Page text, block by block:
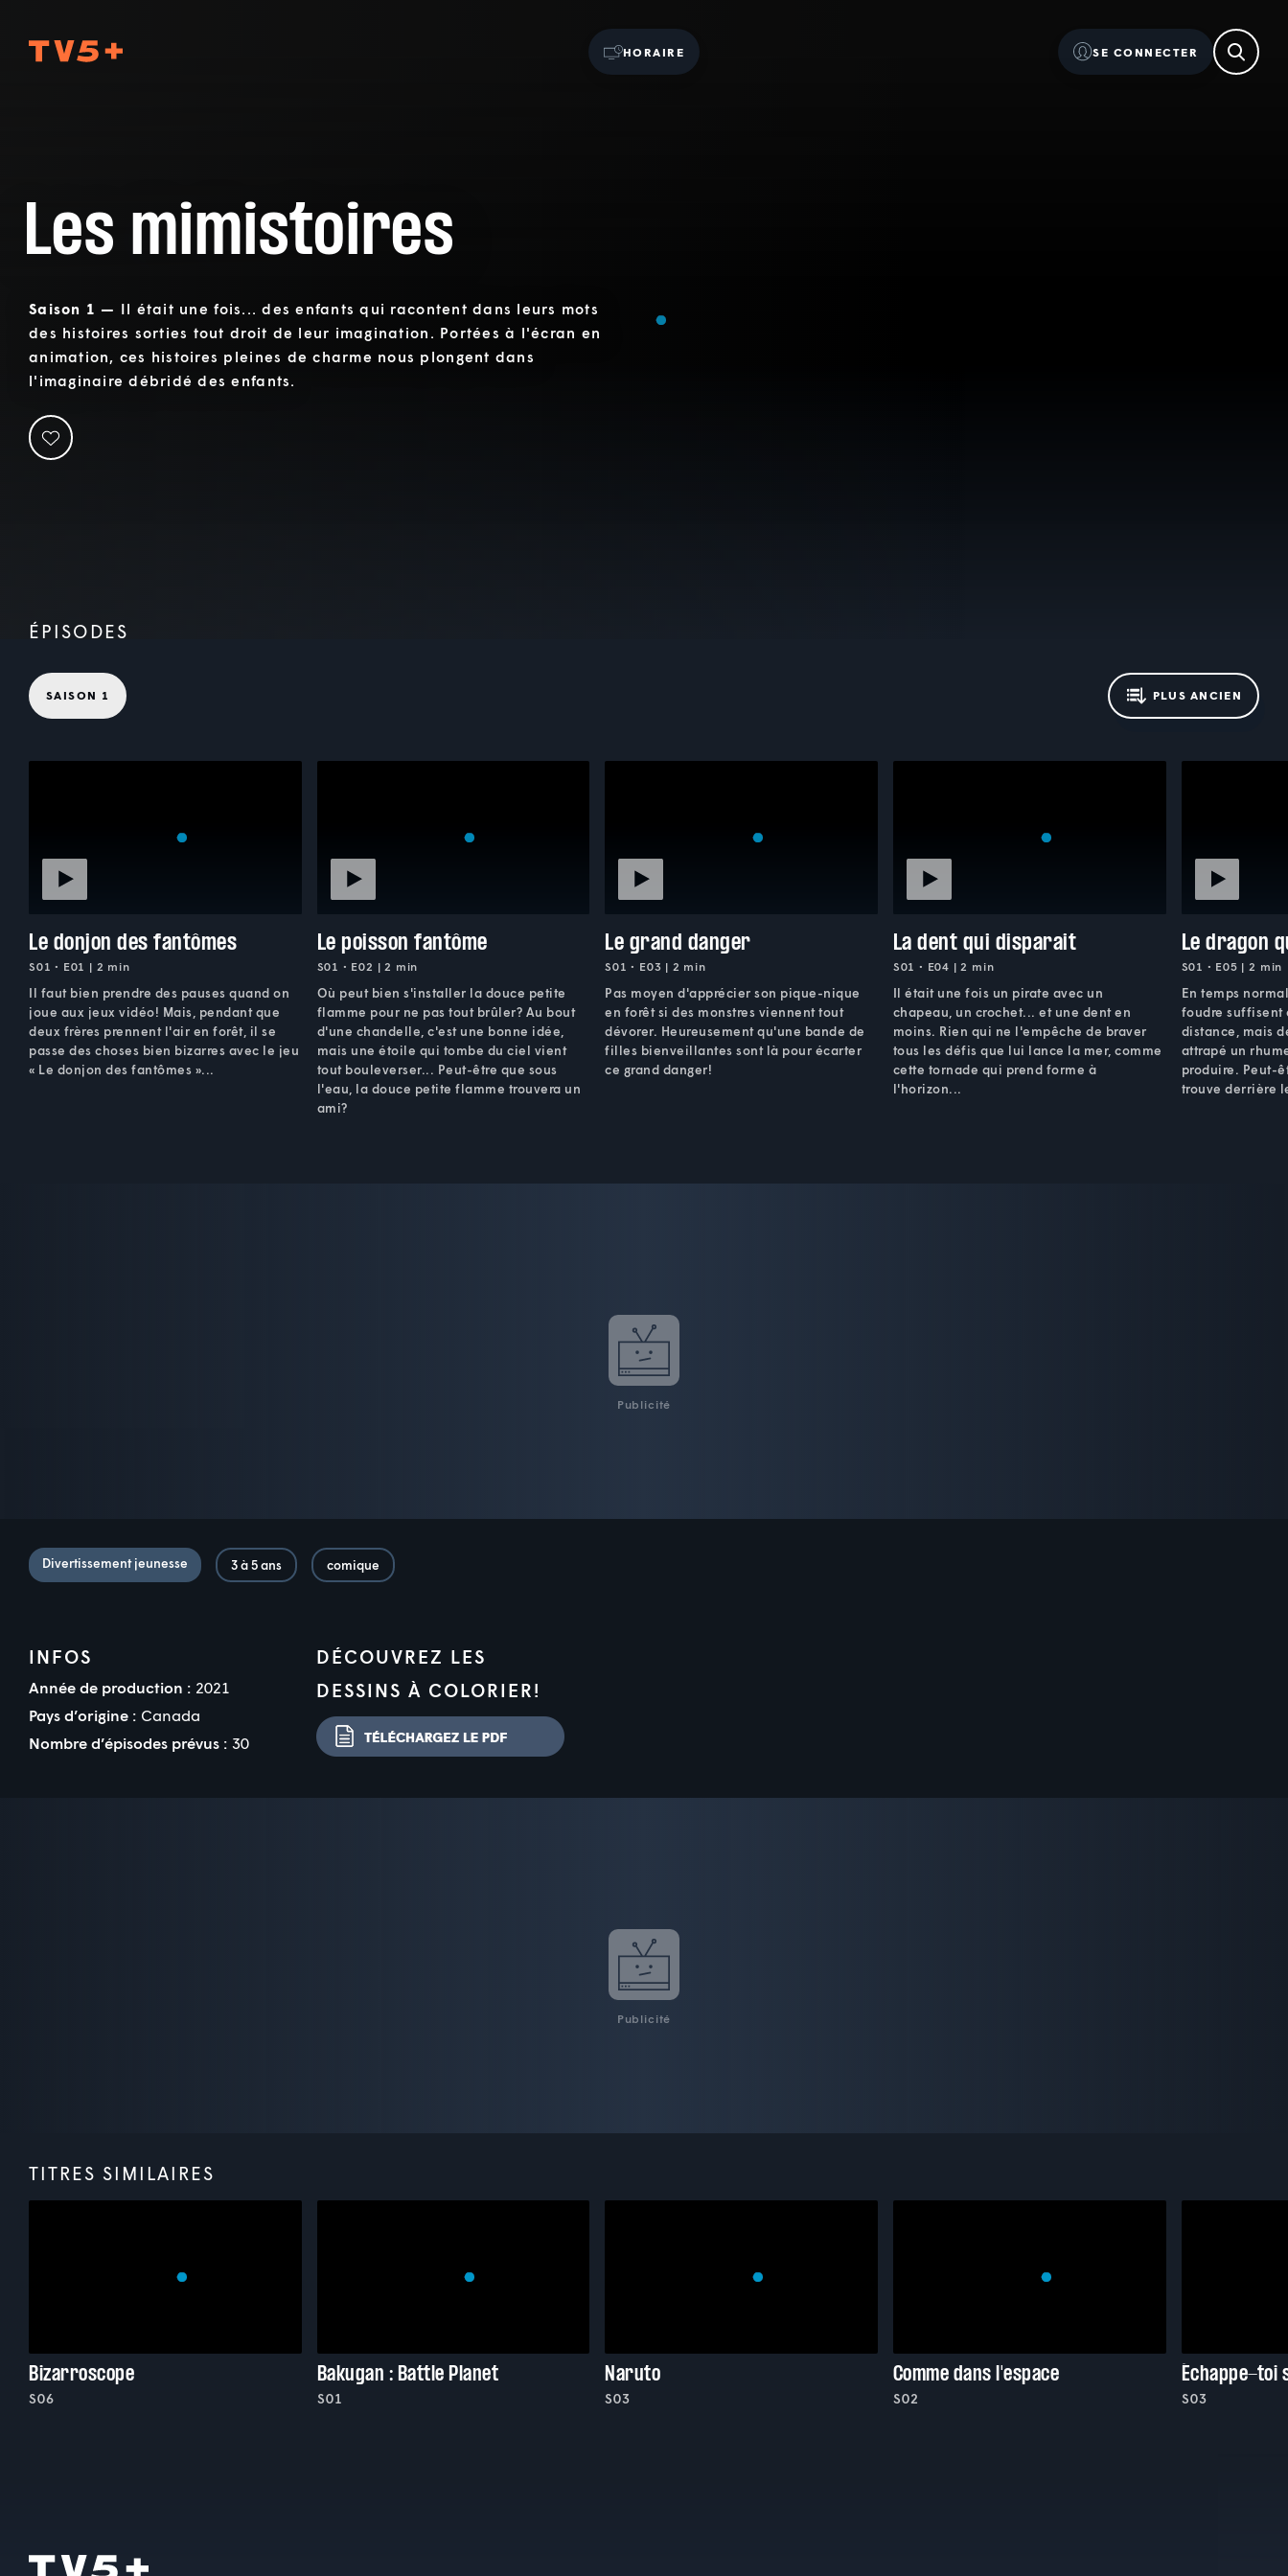
HORAIRE SE CONNECTER
Les mimistoires
Saison 1 — Il était une fois... des enfants qui racontent dans leurs mots
des histoires sorties tout droit de leur imagination. Portées à l'écran en
animation, ces histoires pleines de charme nous plongent dans
l'imaginaire débridé des enfants.
ÉPISODES
SAISON 1 PLUS ANCIEN
Le donjon des fantômes
S01 • E01 | 2 min
Il faut bien prendre des pauses quand on
joue aux jeux vidéo! Mais, pendant que
deux frères prennent l'air en forêt, il se
passe des choses bien bizarres avec le jeu
« Le donjon des fantômes »...
Le poisson fantôme
S01 • E02 | 2 min
Où peut bien s'installer la douce petite
flamme pour ne pas tout brûler? Au bout
d'une chandelle, c'est une bonne idée,
mais une étoile qui tombe du ciel vient
tout bouleverser... Peut-être que sous
l'eau, la douce petite flamme trouvera un
ami?
Le grand danger
S01 • E03 | 2 min
Pas moyen d'apprécier son pique-nique
en forêt si des monstres viennent tout
dévorer. Heureusement qu'une bande de
filles bienveillantes sont là pour écarter
ce grand danger!
La dent qui disparait
S01 • E04 | 2 min
Il était une fois un pirate avec un
chapeau, un crochet... et une dent en
moins. Rien qui ne l'empêche de braver
tous les défis que lui lance la mer, comme
cette tornade qui prend forme à
l'horizon...
Le dragon
S01 • E05 | 2 min
En temps
foudre suffisent
distance, mais
attrapé un
produire. Peut-
trouve derrière
Publicité
Divertissement jeunesse 3 à 5 ans comique
INFOS
Année de production : 2021
Pays d’origine : Canada
Nombre d’épisodes prévus : 30
DÉCOUVREZ LES
DESSINS À COLORIER!
Publicité
TITRES SIMILAIRES
Bizarroscope
S06
Bakugan : Battle Planet
S01
Naruto
S03
Comme dans l'espace
S02
Échappe-toi
S03